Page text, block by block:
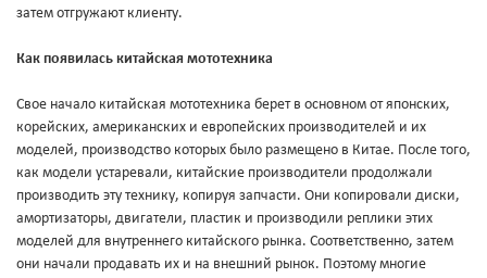
затем отгружают клиенту.
Как появилась китайская мототехника
Свое начало китайская мототехника берет в основном от японских,
корейских, американских и европейских производителей и их
моделей, производство которых было размещено в Китае. После того,
как модели устаревали, китайские производители продолжали
производить эту технику, копируя запчасти. Они копировали диски,
амортизаторы, двигатели, пластик и производили реплики этих
моделей для внутреннего китайского рынка. Соответственно, затем
они начали продавать их и на внешний рынок. Поэтому многие